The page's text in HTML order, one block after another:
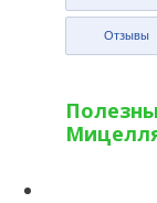
Отзывы